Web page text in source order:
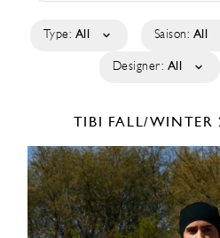
Type: All Saison: All
Designer: All
TIBI FALL/WINTER